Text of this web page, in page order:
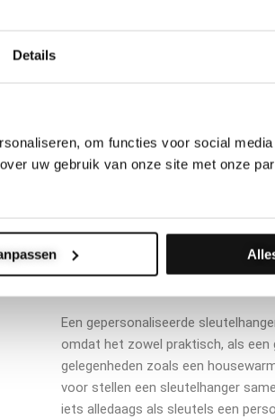
Details
om functies voor social
uw gebruik van onze site met onze
Waarom is een
cadeau?
Een gepersonaliseerde
omdat het zowel praktisch, als
gelegenheden zoals een
voor stellen een sleutelhanger
iets alledaags als sleutels een